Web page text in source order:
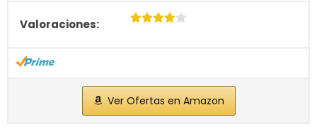
Ver Ofertas en Amazon